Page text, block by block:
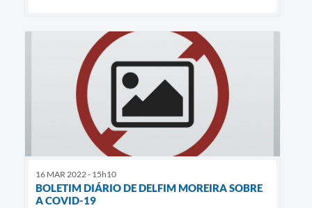
16 MAR 2022 - 15h10
BOLETIM DIÁRIO DE DELFIM MOREIRA SOBRE
A COVID-19